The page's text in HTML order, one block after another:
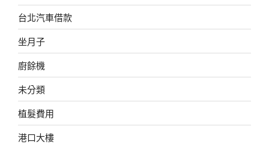
台北汽車借款
坐月子
廚餘機
未分類
植髮費用
港口大樓